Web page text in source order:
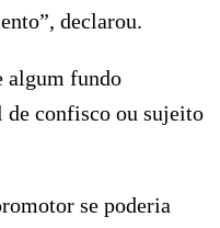
declarou.
algum fundo
de confisco ou sujeito
se poderia